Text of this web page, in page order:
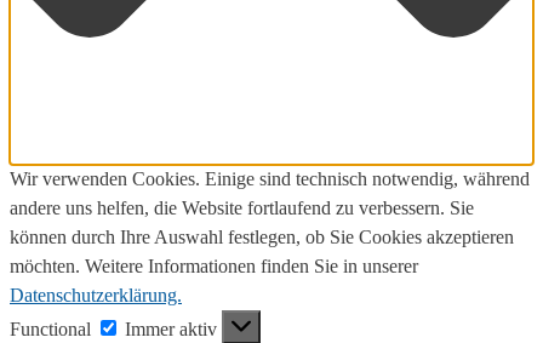
Wir verwenden Cookies. Einige sind technisch notwendig, während
andere uns helfen, die Website fortlaufend zu verbessern. Sie
können durch Ihre Auswahl festlegen, ob Sie Cookies akzeptieren
möchten. Weitere Informationen finden Sie in unserer
Datenschutzerklärung.
Functional
Functional
Immer aktiv